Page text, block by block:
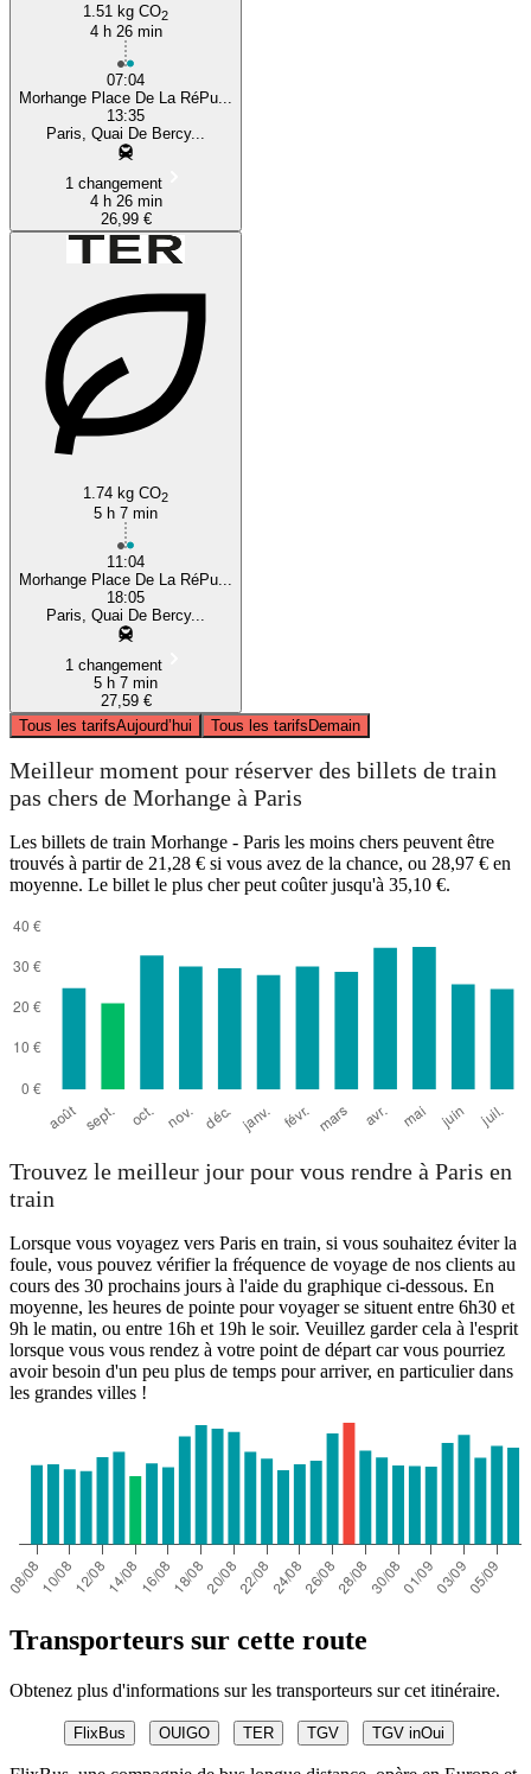
1.51 kg CO2
4 h 26 min
07:04
Morhange Place De La RéPu...
13:35
Paris, Quai De Bercy...
1 changement
4 h 26 min
26,99 €
1.74 kg CO2
5 h 7 min
11:04
Morhange Place De La RéPu...
18:05
Paris, Quai De Bercy...
1 changement
5 h 7 min
27,59 €
Tous les tarifsAujourd’hui Tous les tarifsDemain
Meilleur moment pour réserver des billets de train
pas chers de Morhange à Paris
Les billets de train Morhange - Paris les moins chers peuvent être
trouvés à partir de 21,28 € si vous avez de la chance, ou 28,97 € en
moyenne. Le billet le plus cher peut coûter jusqu'à 35,10 €.
Trouvez le meilleur jour pour vous rendre à Paris en
train
Lorsque vous voyagez vers Paris en train, si vous souhaitez éviter la
foule, vous pouvez vérifier la fréquence de voyage de nos clients au
cours des 30 prochains jours à l'aide du graphique ci-dessous. En
moyenne, les heures de pointe pour voyager se situent entre 6h30 et
9h le matin, ou entre 16h et 19h le soir. Veuillez garder cela à l'esprit
lorsque vous vous rendez à votre point de départ car vous pourriez
avoir besoin d'un peu plus de temps pour arriver, en particulier dans
les grandes villes !
Transporteurs sur cette route
Obtenez plus d'informations sur les transporteurs sur cet itinéraire.
FlixBus OUIGO TER TGV TGV inOui